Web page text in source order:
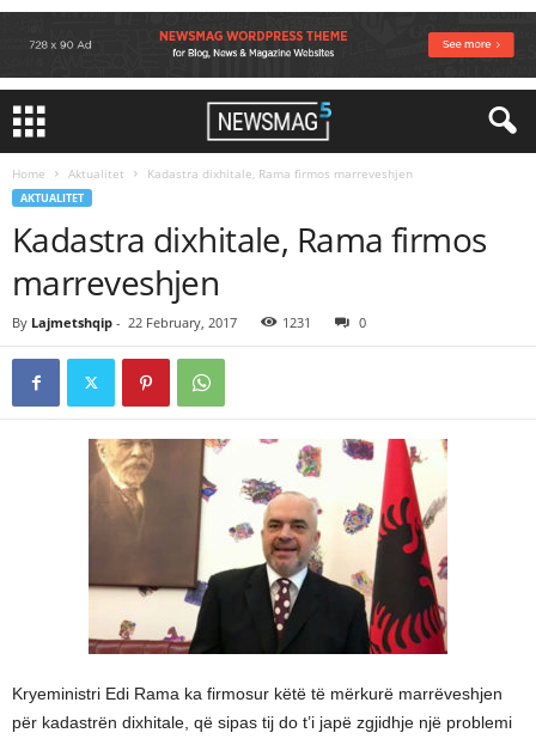
Home Aktualitet Kadastra dixhitale, Rama firmos marreveshjen
AKTUALITET
Kadastra dixhitale, Rama firmos
marreveshjen
By Lajmetshqip - 22 February, 2017 1231 0
Kryeministri Edi Rama ka firmosur këtë të mërkurë marrëveshjen
për kadastrën dixhitale, që sipas tij do t’i japë zgjidhje një problemi